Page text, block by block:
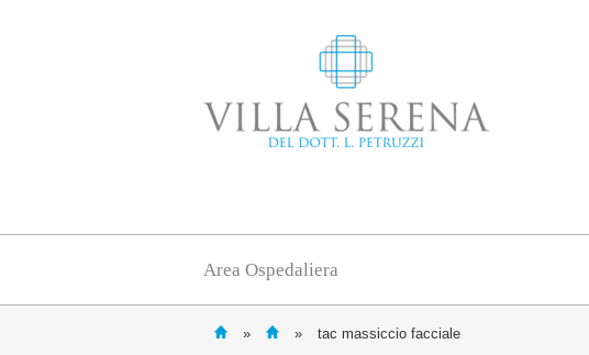
Area Ospedaliera
» » tac massiccio facciale